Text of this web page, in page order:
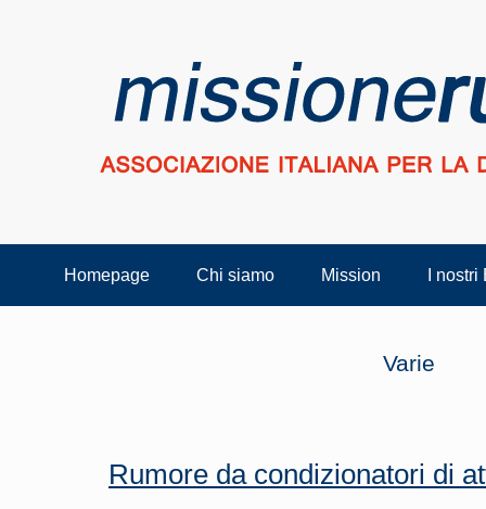
Homepage Chi siamo Mission I
Varie
Rumore da condizionatori di